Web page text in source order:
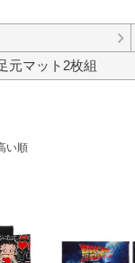
元マット2枚組
い順